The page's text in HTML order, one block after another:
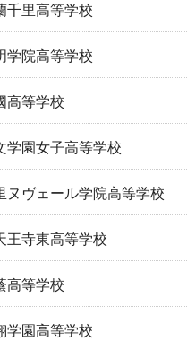
千里高等学校
学院高等学校
高等学校
学園女子高等学校
ヌヴェール学院高等学校
王寺東高等学校
高等学校
学園高等学校